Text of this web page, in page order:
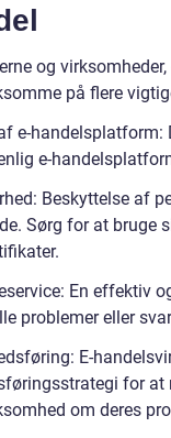
og
på flere
e-
e-
Beskyttelse af
Sørg for at bruge
En effektiv
problemer eller
E-
for at
om deres